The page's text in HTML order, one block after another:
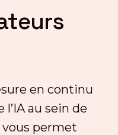
en continu
au sein de
permet